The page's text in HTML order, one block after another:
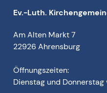
Ev.-Luth.
Am Alten Markt 7
22926 Ahrensburg
Öffnungszeiten:
Dienstag und Donnerstag